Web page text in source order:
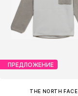
ПРЕДЛОЖЕНИЕ
THE NORTH FACE